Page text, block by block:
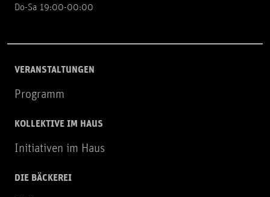
Do-Sa 19:00-00:00
VERANSTALTUNGEN
Programm
KOLLEKTIVE IM HAUS
Initiativen im Haus
DIE BÄCKEREI